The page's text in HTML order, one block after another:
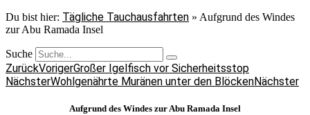
Du bist hier: Tägliche Tauchausfahrten » Aufgrund des Windes
zur Abu Ramada Insel
Suche
ZurückVorigerGroßer Igelfisch vor Sicherheitsstop
NächsterWohlgenährte Muränen unter den BlöckenNächster
Aufgrund des Windes zur Abu Ramada Insel